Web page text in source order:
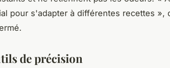
pour s'adapter à différentes recettes »,
de précision